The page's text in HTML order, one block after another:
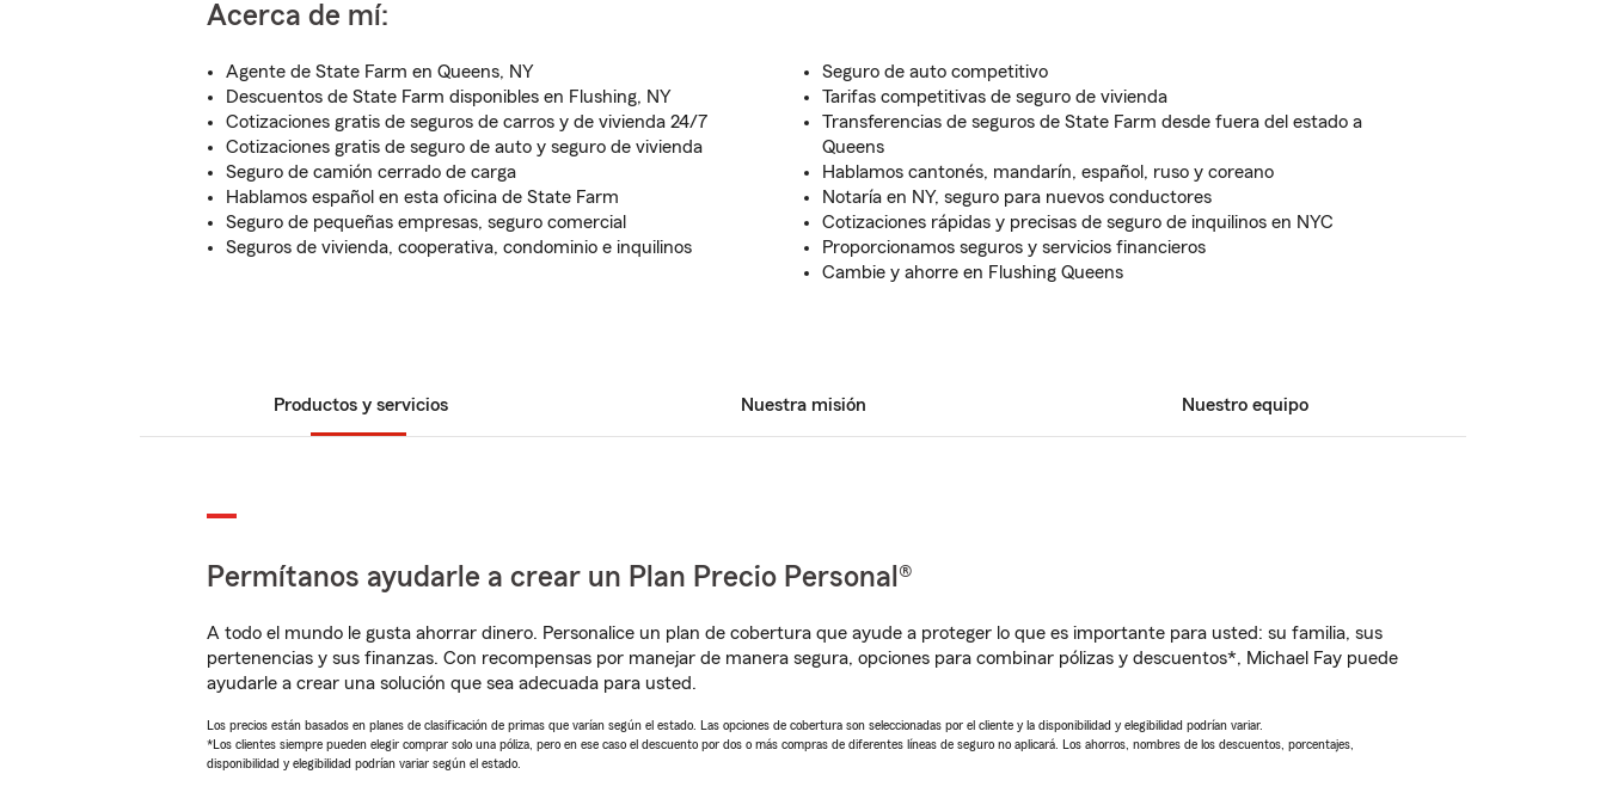
Acerca de mí:
Agente de State Farm en Queens, NY
Descuentos de State Farm disponibles en Flushing, NY
Cotizaciones gratis de seguros de carros y de vivienda 24/7
Cotizaciones gratis de seguro de auto y seguro de vivienda
Seguro de camión cerrado de carga
Hablamos español en esta oficina de State Farm
Seguro de pequeñas empresas, seguro comercial
Seguros de vivienda, cooperativa, condominio e inquilinos
Seguro de auto competitivo
Tarifas competitivas de seguro de vivienda
Transferencias de seguros de State Farm desde fuera del estado a
Queens
Hablamos cantonés, mandarín, español, ruso y coreano
Notaría en NY, seguro para nuevos conductores
Cotizaciones rápidas y precisas de seguro de inquilinos en NYC
Proporcionamos seguros y servicios financieros
Cambie y ahorre en Flushing Queens
Productos y servicios Nuestra misión Nuestro equipo
Permítanos ayudarle a crear un Plan Precio Personal®
A todo el mundo le gusta ahorrar dinero. Personalice un plan de cobertura que ayude a proteger lo que es importante para usted: su familia, sus
pertenencias y sus finanzas. Con recompensas por manejar de manera segura, opciones para combinar pólizas y descuentos*, Michael Fay puede
ayudarle a crear una solución que sea adecuada para usted.
Los precios están basados en planes de clasificación de primas que varían según el estado. Las opciones de cobertura son seleccionadas por el cliente y la disponibilidad y elegibilidad podrían variar.
*Los clientes siempre pueden elegir comprar solo una póliza, pero en ese caso el descuento por dos o más compras de diferentes líneas de seguro no aplicará. Los ahorros, nombres de los descuentos, porcentajes,
disponibilidad y elegibilidad podrían variar según el estado.